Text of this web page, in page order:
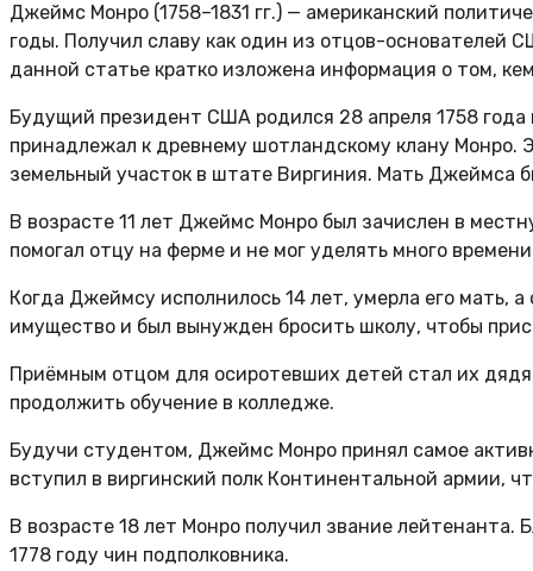
Джеймс Монро (1758–1831 гг.) — американский
годы. Получил славу как один из отцов-основателей
данной статье кратко изложена информация о том,
Будущий президент США родился 28 апреля 1758 года
принадлежал к древнему шотландскому клану Монро.
земельный участок в штате Виргиния. Мать Джеймса
В возрасте 11 лет Джеймс Монро был зачислен в
помогал отцу на ферме и не мог уделять много
Когда Джеймсу исполнилось 14 лет, умерла его мать,
имущество и был вынужден бросить школу, чтобы
Приёмным отцом для осиротевших детей стал их
продолжить обучение в колледже.
Будучи студентом, Джеймс Монро принял самое
вступил в виргинский полк Континентальной армии,
В возрасте 18 лет Монро получил звание лейтенанта.
1778 году чин подполковника.